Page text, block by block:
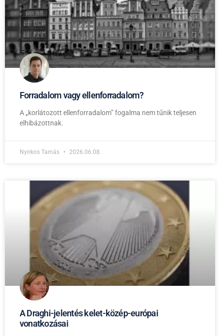
Forradalom vagy ellenforradalom?
A „korlátozott ellenforradalom” fogalma nem tűnik teljesen
elhibázottnak.
Nyirkos Tamás 2026.06.08.
A Draghi-jelentés kelet-közép-európai
vonatkozásai